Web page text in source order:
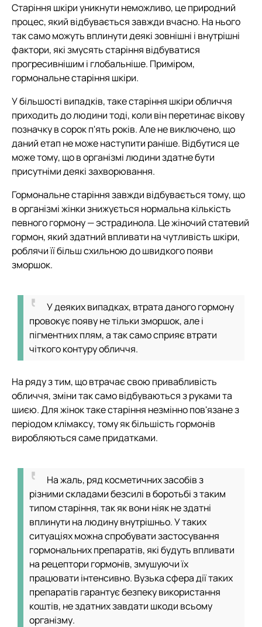
Старіння шкіри уникнути неможливо, це природний
процес, який відбувається завжди вчасно. На нього
так само можуть вплинути деякі зовнішні і внутрішні
фактори, які змусять старіння відбуватися
прогресивнішим і глобальніше. Приміром,
гормональне старіння шкіри.
У більшості випадків, таке старіння шкіри обличчя
приходить до людини тоді, коли він перетинає вікову
позначку в сорок п'ять років. Але не виключено, що
даний етап не може наступити раніше. Відбутися це
може тому, що в організмі людини здатне бути
присутніми деякі захворювання.
Гормональне старіння завжди відбувається тому, що
в організмі жінки знижується нормальна кількість
певного гормону — эстрадинола. Це жіночий статевий
гормон, який здатний впливати на чутливість шкіри,
роблячи її більш схильною до швидкого появи
зморшок.
У деяких випадках, втрата даного гормону
провокує появу не тільки зморшок, але і
пігментних плям, а так само сприяє втрати
чіткого контуру обличчя.
На ряду з тим, що втрачає свою привабливість
обличчя, зміни так само відбуваються з руками та
шиєю. Для жінок таке старіння незмінно пов'язане з
періодом клімаксу, тому як більшість гормонів
виробляються саме придатками.
На жаль, ряд косметичних засобів з
різними складами безсилі в боротьбі з таким
типом старіння, так як вони ніяк не здатні
вплинути на людину внутрішньо. У таких
ситуаціях можна спробувати застосування
гормональних препаратів, які будуть впливати
на рецептори гормонів, змушуючи їх
працювати інтенсивно. Вузька сфера дії таких
препаратів гарантує безпеку використання
коштів, не здатних завдати шкоди всьому
організму.